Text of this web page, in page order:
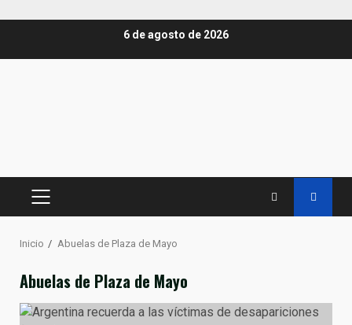
6 de agosto de 2026
MENÚ
Inicio Abuelas de Plaza de Mayo
Abuelas de Plaza de Mayo